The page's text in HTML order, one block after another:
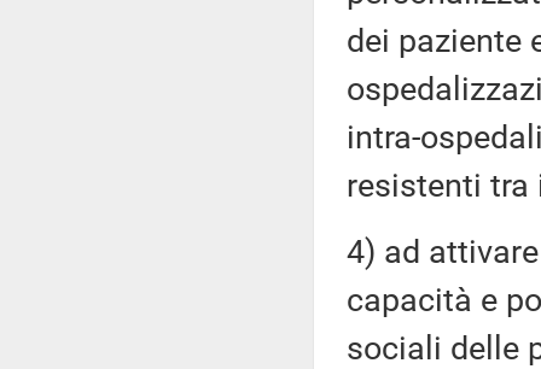
dei paziente
intra-
resistenti tra
4) ad
capacità e
sociali delle